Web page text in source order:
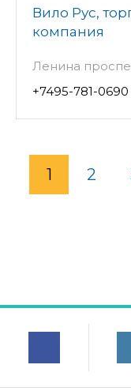
Вило Рус,
компания
Ленина
+7495-781-0690
1 2